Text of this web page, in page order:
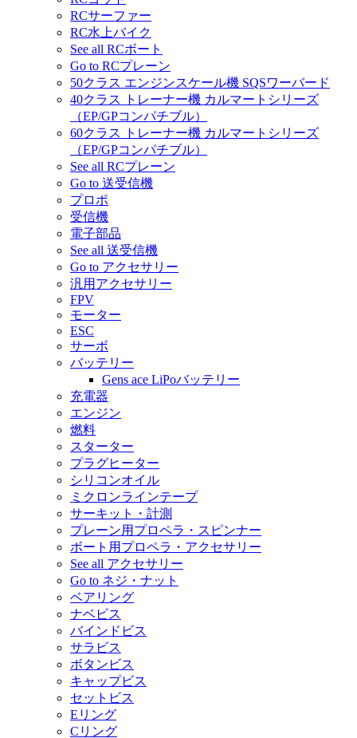
RCサーファー
RC水上バイク
See all RCボート
Go to RCプレーン
50クラス エンジンスケール機 SQSワーバード
40クラス トレーナー機 カルマートシリーズ
（EP/GPコンパチブル）
60クラス トレーナー機 カルマートシリーズ
（EP/GPコンパチブル）
See all RCプレーン
Go to 送受信機
プロポ
受信機
電子部品
See all 送受信機
Go to アクセサリー
汎用アクセサリー
FPV
モーター
ESC
サーボ
バッテリー
Gens ace LiPoバッテリー
充電器
エンジン
燃料
スターター
プラグヒーター
シリコンオイル
ミクロンラインテープ
サーキット・計測
プレーン用プロペラ・スピンナー
ボート用プロペラ・アクセサリー
See all アクセサリー
Go to ネジ・ナット
ベアリング
ナベビス
バインドビス
サラビス
ボタンビス
キャップビス
セットビス
Eリング
Cリング